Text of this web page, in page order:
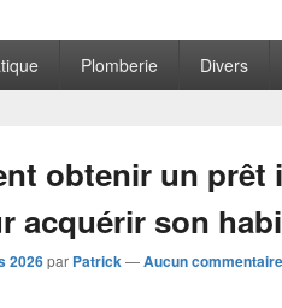
Plomberie Divers
obtenir un prêt
acquérir son
2026par Patrick—Aucun